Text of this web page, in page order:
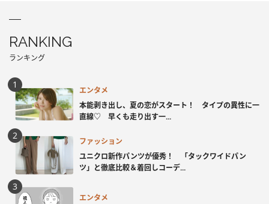
RANKING
ランキング
エンタメ
本能剥き出し、夏の恋がスタート！ タイプの異性に一
直線♡ 早くも走り出す一...
ファッション
ユニクロ新作パンツが優秀！ 「タックワイドパン
ツ」と徹底比較＆着回しコーデ...
エンタメ